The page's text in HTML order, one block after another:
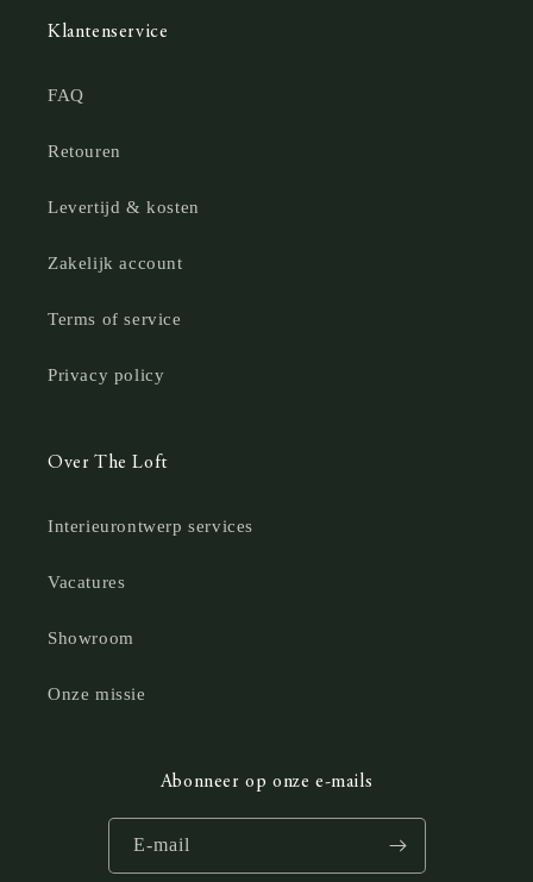
Klantenservice
FAQ
Retouren
Levertijd & kosten
Zakelijk account
Terms of service
Privacy policy
Over The Loft
Interieurontwerp services
Vacatures
Showroom
Onze missie
Abonneer op onze e-mails
E‑mail